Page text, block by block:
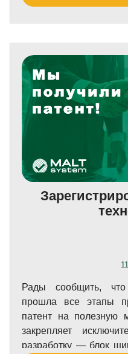
Рады сообщить,
прошла все этапы
патент на полезную
закрепляет
разработку — блок